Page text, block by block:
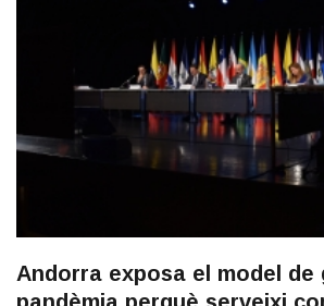
Andorra exposa el model de